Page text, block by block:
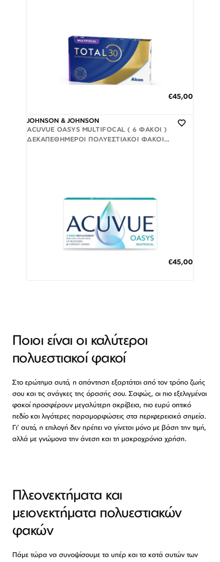
€45,00
έως 30 Ημέρες
Προβολή
JOHNSON & JOHNSON
ACUVUE OASYS MULTIFOCAL ( 6 ΦΑΚΟΊ )
ΔΕΚΑΠΕΘΉΜΕΡΟΙ ΠΟΛΥΕΣΤΙΑΚΟΊ ΦΑΚΟΊ
€45,00
έως 30 Ημέρες
Προβολή
Ποιοι είναι οι καλύτεροι
πολυεστιακοί φακοί
Στο ερώτημα αυτό, η απάντηση εξαρτάται από τον τρόπο ζωής
σου και τις ανάγκες της όρασής σου. Σαφώς, οι πιο εξελιγμένοι
φακοί προσφέρουν μεγαλύτερη ακρίβεια, πιο ευρύ οπτικό
πεδίο και λιγότερες παραμορφώσεις στα περιφερειακά σημεία.
Γι’ αυτό, η επιλογή δεν πρέπει να γίνεται μόνο με βάση την τιμή,
αλλά με γνώμονα την άνεση και τη μακροχρόνια χρήση.
Πλεονεκτήματα και
μειονεκτήματα πολυεστιακών
φακών
Πάμε τώρα να συνοψίσουμε τα υπέρ και τα κατά αυτών των